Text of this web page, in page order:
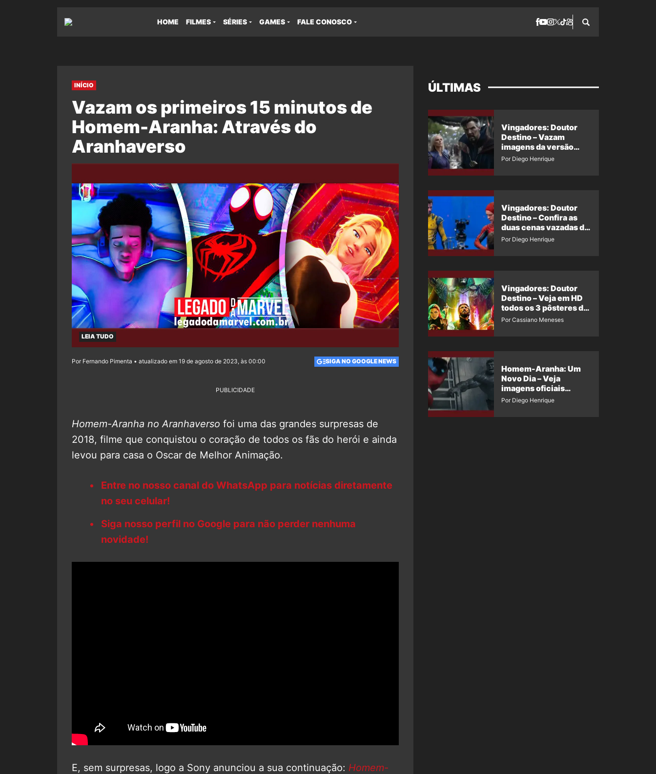
HOME FILMES SÉRIES GAMES FALE CONOSCO
INÍCIO
Vazam os primeiros 15 minutos de
Homem-Aranha: Através do
Aranhaverso
LEIA TUDO
Por Fernando Pimenta • atualizado em 19 de agosto de 2023, às 00:00 SIGA NO GOOGLE NEWS
PUBLICIDADE
Homem-Aranha no Aranhaverso foi uma das grandes surpresas de
2018, filme que conquistou o coração de todos os fãs do herói e ainda
levou para casa o Oscar de Melhor Animação.
Entre no nosso canal do WhatsApp para notícias diretamente
no seu celular!
Siga nosso perfil no Google para não perder nenhuma
novidade!
E, sem surpresas, logo a Sony anunciou a sua continuação: Homem-
ÚLTIMAS
Vingadores: Doutor
Destino – Vazam
imagens da versão
maligna do Doutor
Por Diego Henrique
Vingadores: Doutor
Destino – Confira as
duas cenas vazadas do
Wolverine e o Homem-
Por Diego Henrique
Vingadores: Doutor
Destino – Veja em HD
todos os 3 pôsteres de
‘Doomsday’ + 1 imagem
Por Cassiano Meneses
Homem-Aranha: Um
Novo Dia – Veja
imagens oficiais
descartadas do Hulk
Por Diego Henrique